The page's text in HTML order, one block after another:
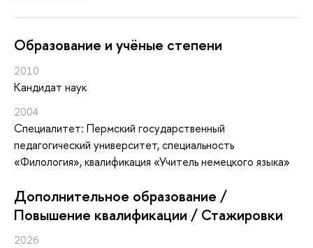
Oбразование и учёные степени
2010
Кандидат наук
2004
Специалитет: Пермский государственный
педагогический университет, специальность
«Филология», квалификация «Учитель немецкого языка»
Дополнительное образование /
Повышение квалификации / Стажировки
2026